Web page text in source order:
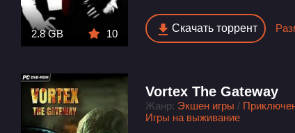
2.8 GB 10 Скачать торрент
Vortex The Gateway
Жанр: Экшен игры /
Игры на выживание